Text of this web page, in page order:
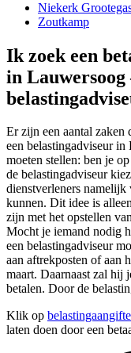
Niekerk
Zoutkamp
Ik zoek een
in Lauwersoog
Er zijn een aantal zaken
een belastingadviseur
moeten stellen: ben je
de belastingadviseur
dienstverleners namelijk
kunnen. Dit idee is
zijn met het opstellen
Mocht je iemand nodig
een belastingadviseur
aan aftrekposten of aan
maart. Daarnaast zal hij
betalen. Door de
Klik op
laten doen door een